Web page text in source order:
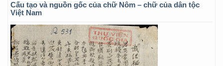
Cấu tạo và nguồn gốc của chữ Nôm – chữ của dân tộc
Việt Nam